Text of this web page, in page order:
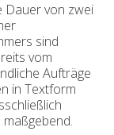
Dauer von zwei
sind
vom
Aufträge
in Textform